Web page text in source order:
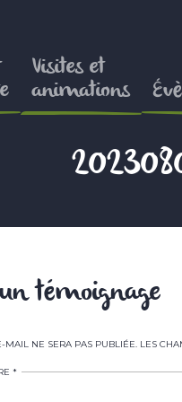
Visites et
animations
témoignage
MAIL NE SERA PAS PUBLIÉE. LES
*